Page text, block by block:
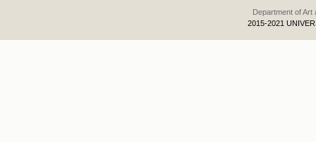
Department of Art
2015-2021